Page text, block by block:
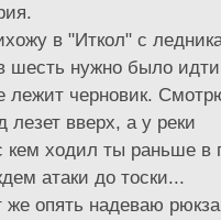
в "Иткол" с
шесть нужно было
лежит черновик.
лезет вверх, а у реки
кем ходил ты раньше в
атаки до тоски...
же опять надеваю